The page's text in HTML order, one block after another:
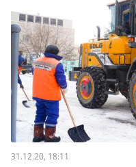
31.12.20, 18:11